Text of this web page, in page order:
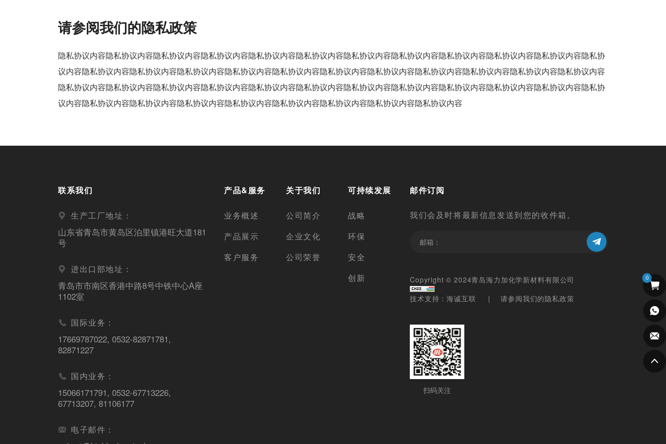
请参阅我们的隐私政策
隐私协议内容隐私协议内容隐私协议内容隐私协议内容隐私协议内容隐私协议内容隐私协议内容隐私协议内容隐私协议内容隐私协议内容隐私协议内容隐私协
议内容隐私协议内容隐私协议内容隐私协议内容隐私协议内容隐私协议内容隐私协议内容隐私协议内容隐私协议内容隐私协议内容隐私协议内容隐私协议内容
隐私协议内容隐私协议内容隐私协议内容隐私协议内容隐私协议内容隐私协议内容隐私协议内容隐私协议内容隐私协议内容隐私协议内容隐私协议内容隐私协
议内容隐私协议内容隐私协议内容隐私协议内容隐私协议内容隐私协议内容隐私协议内容隐私协议内容隐私协议内容
联系我们
生产工厂地址：
山东省青岛市黄岛区泊里镇港旺大道181
号
进出口部地址：
青岛市市南区香港中路8号中铁中心A座
1102室
国际业务：
17669787022, 0532-82871781,
82871227
国内业务：
15066171791, 0532-67713226,
67713207, 81106177
电子邮件：
产品&服务
业务概述
产品展示
客户服务
关于我们
公司简介
企业文化
公司荣誉
可持续发展
战略
环保
安全
创新
邮件订阅
我们会及时将最新信息发送到您的收件箱。
Copyright © 2024青岛海力加化学新材料有限公司
技术支持：海诚互联
请参阅我们的隐私政策
扫码关注
0